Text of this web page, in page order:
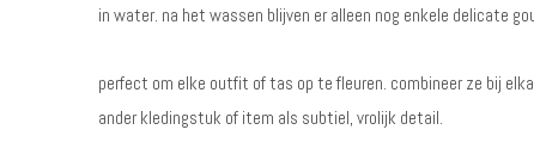
in water. na het wassen blijven er alleen nog enkele delicate
perfect om elke outfit of tas op te fleuren. combineer ze bij
ander kledingstuk of item als subtiel, vrolijk detail.